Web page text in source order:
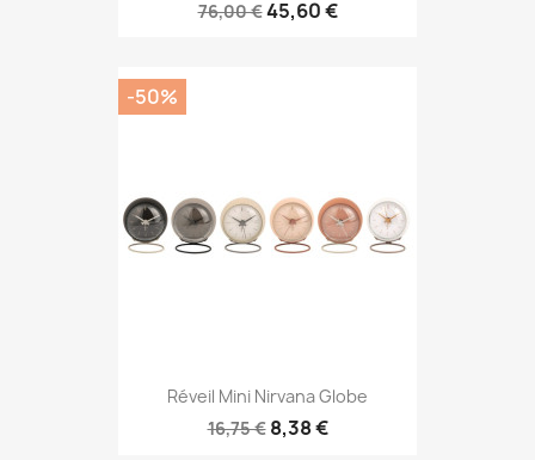
76,00 €45,60 €
Réveil Mini Nirvana Globe
16,75 € 8,38 €
-50%